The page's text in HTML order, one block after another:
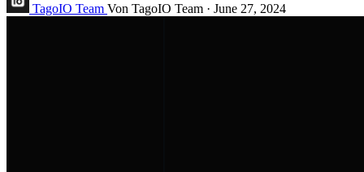
TagoIO Team Von TagoIO Team · June 27, 2024